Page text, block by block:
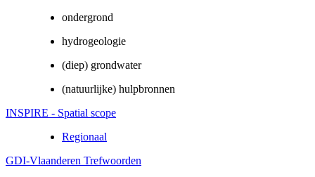
ondergrond
hydrogeologie
(diep) grondwater
(natuurlijke) hulpbronnen
INSPIRE - Spatial scope
Regionaal
GDI-Vlaanderen Trefwoorden